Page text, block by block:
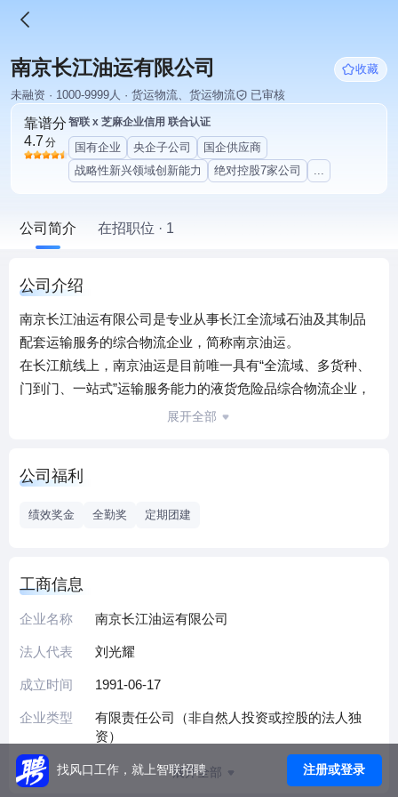
南京长江油运有限公司
收藏
未融资 · 1000-9999人 · 货运物流、货运物流
已审核
靠谱分
4.7 分
智联 x 芝麻企业信用 联合认证
国有企业 央企子公司
国企供应商
战略性新兴领域创新能力
绝对控股7家公司 ...
公司简介 在招职位 · 1
公司介绍
南京长江油运有限公司是专业从事长江全流域石油及其制品
配套运输服务的综合物流企业，简称南京油运。
在长江航线上，南京油运是目前唯一具有“全流域、多货种、
门到门、一站式”运输服务能力的液货危险品综合物流企业，
在同行业一直保持全国领先，是中国船东协会长江液货危险
一，是国家海事局授予的“安全诚信公司”，并被交通运输部授
造、海员劳务、海员培训、船舶洗舱、船舶代理、应急救援
等港航服务业务。
展开全部
公司福利
绩效奖金 全勤奖 定期团建
工商信息
企业名称 南京长江油运有限公司
法人代表 刘光耀
成立时间 1991-06-17
企业类型
有限责任公司（非自然人投资或控股的法人独
资）
展开全部
找风口工作，就上智联招聘 注册或登录